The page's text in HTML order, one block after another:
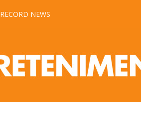
RECORD NEWS